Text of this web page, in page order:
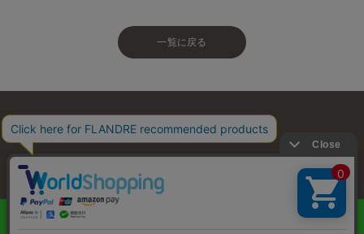
一覧に戻る
お問い合わせ 利用規約 プライバシーポリシー
特定商取引・古物営業法に基づく表示